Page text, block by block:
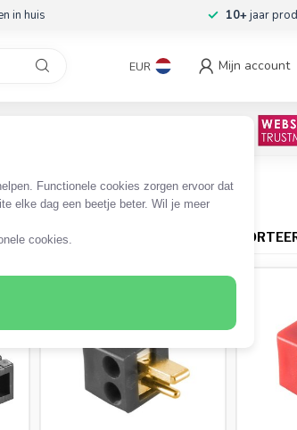
Functionele cookies zorgen ervoor dat
elke dag een beetje beter. Wil je meer
cookies.
in huis 10+jaar
EUR Mijn account